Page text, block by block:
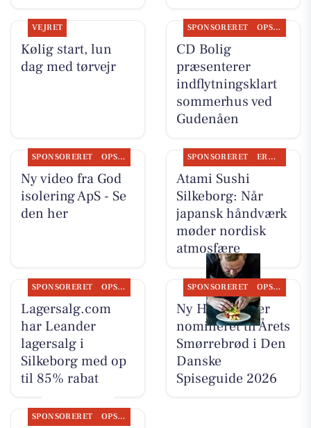
VEJRET
Kølig start, lun
dag med tørvejr
SPONSORERET OPSLAGSTAVLEN
CD Bolig
præsenterer
indflytningsklart
sommerhus ved
Gudenåen
SPONSORERET OPSLAGSTAVLEN
Ny video fra God
isolering ApS - Se
den her
SPONSORERET ERHVERV
Atami Sushi
Silkeborg: Når
japansk håndværk
møder nordisk
atmosfære
SPONSORERET OPSLAGSTAVLEN
Lagersalg.com
har Leander
lagersalg i
Silkeborg med op
til 85% rabat
SPONSORERET OPSLAGSTAVLEN
Ny Hattenæs er
nomineret til Årets
Smørrebrød i Den
Danske
Spiseguide 2026
SPONSORERET OPSLAGSTAVLEN